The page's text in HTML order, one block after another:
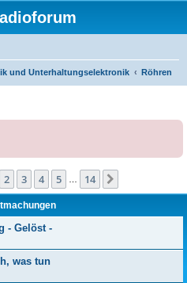
und Unterhaltungselektronik Röhren
1von 14
2 3 4 5 14
- Gelöst -
was tun